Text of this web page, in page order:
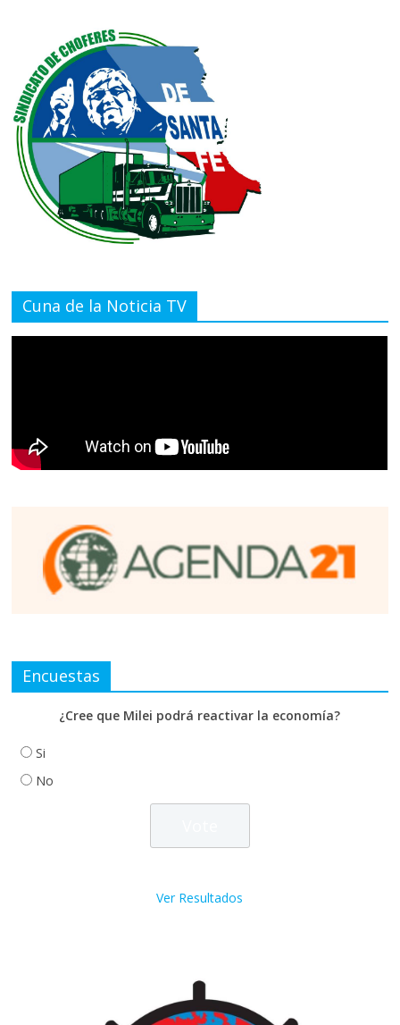
Cuna de la Noticia TV
Encuestas
¿Cree que Milei podrá reactivar la economía?
Si
No
Ver Resultados